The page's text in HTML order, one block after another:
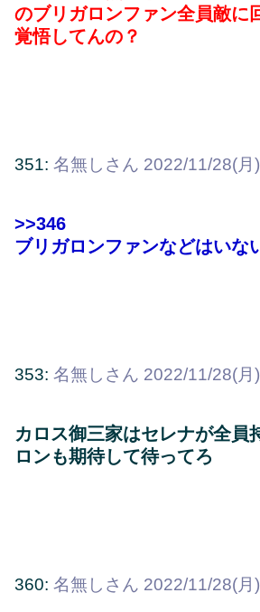
のブリガロンファン全員敵に
覚悟してんの？
351: 名無しさん 2022/11/28(月
>>346
ブリガロンファンなどはいな
353: 名無しさん 2022/11/28(月
カロス御三家はセレナが全員
ロンも期待して待ってろ
360: 名無しさん 2022/11/28(月